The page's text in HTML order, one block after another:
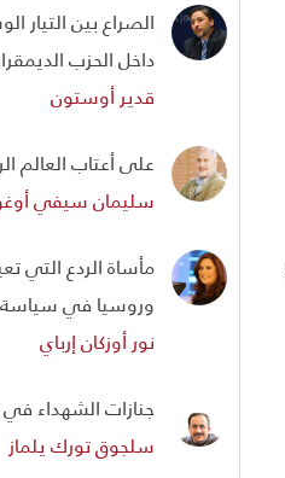
الصراع بين التيار
داخل الحزب
قدير أوستون
على أعتاب العالم
سليمان سيفي
مأساة الردع التي
وروسيا في سياسة
نور أوزكان إرباي
جنازات الشهداء
سلجوق تورك يلماز